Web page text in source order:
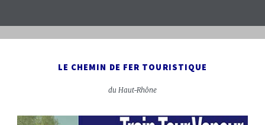
LE CHEMIN DE FER TOURISTIQUE
du Haut-Rhône